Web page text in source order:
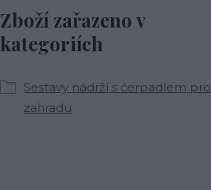
Zboží zařazeno v
kategoriích
Sestavy nádrží s čerpadlem pro
zahradu